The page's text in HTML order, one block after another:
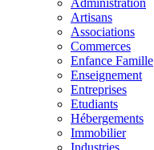
Administration
Artisans
Associations
Commerces
Enfance Famille
Enseignement
Entreprises
Etudiants
Hébergements
Immobilier
Industries